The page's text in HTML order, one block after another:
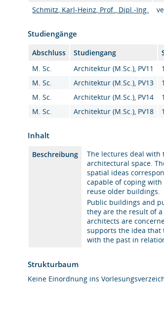
Schmitz, Karl-Heinz, Prof., Dipl.-Ing.
Studiengänge
Abschluss Studiengang
M. Sc.
Architektur (M.Sc.), PV11
M. Sc.
Architektur (M.Sc.), PV13
M. Sc.
Architektur (M.Sc.), PV14
M. Sc.
Architektur (M.Sc.), PV18
Inhalt
Beschreibung
The lectures deal
architectural space.
spatial ideas
capable of coping
reuse older buildings.
Public buildings and
they are the result of
architects are
supports the idea that
with the past in
Strukturbaum
Keine Einordnung ins